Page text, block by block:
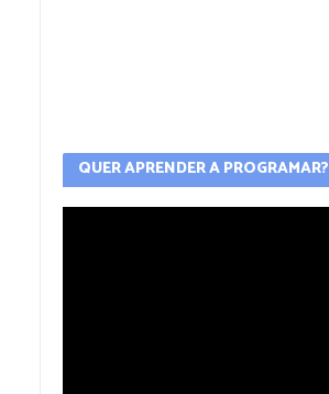
QUER APRENDER A PROGRAMAR?